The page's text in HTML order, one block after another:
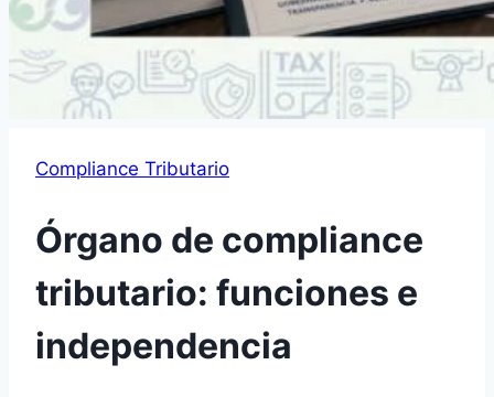
Compliance Tributario
Órgano de compliance
tributario: funciones e
independencia